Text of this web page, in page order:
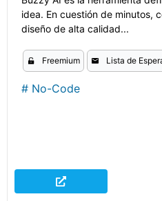
idea. En cuestión de minutos,
diseño de alta calidad...
Freemium Lista de
# No-Code